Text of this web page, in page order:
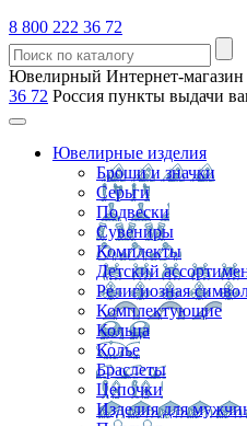
8 800 222 36 72
Ювелирный Интернет-
36 72 Россия пункты выдачи
Ювелирные изделия
Броши и значки
Серьги
Подвески
Сувениры
Комплекты
Детский
Религиозная
Комплектующие
Кольца
Колье
Браслеты
Цепочки
Изделия для